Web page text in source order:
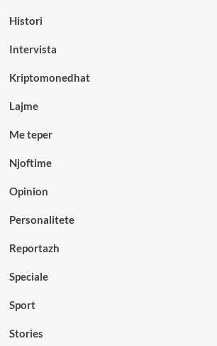
Histori
Intervista
Kriptomonedhat
Lajme
Me teper
Njoftime
Opinion
Personalitete
Reportazh
Speciale
Sport
Stories